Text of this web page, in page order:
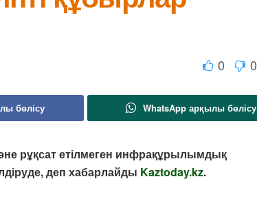
0 0
бөлісу WhatsApp арқылы бөлісу
рұқсат етілмеген инфрақұрылымдық
деп хабарлайды Kaztoday.kz.